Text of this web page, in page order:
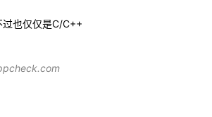
也仅仅是C/C++